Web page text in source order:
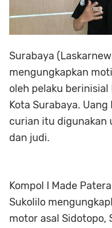
Surabaya
mengungkapkan
oleh pelaku
Kota Surabaya.
curian itu digunakan
dan judi.
Kompol I Made
Sukolilo
motor asal Sidotopo,